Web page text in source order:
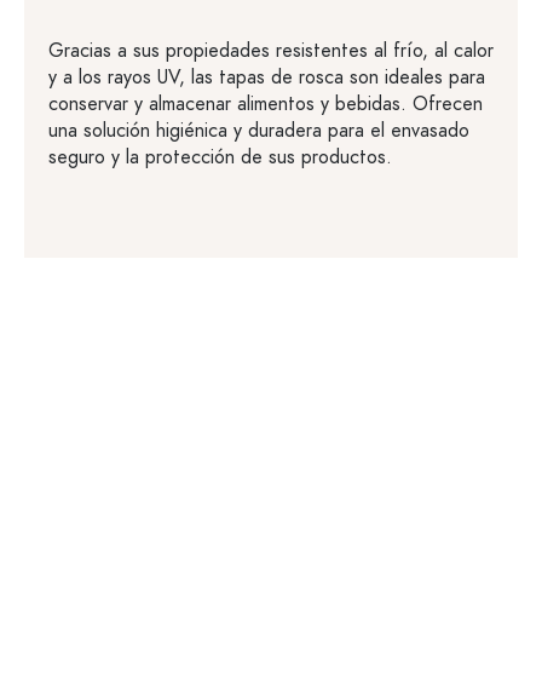
Gracias a sus propiedades resistentes al frío, al calor
y a los rayos UV, las tapas de rosca son ideales para
conservar y almacenar alimentos y bebidas. Ofrecen
una solución higiénica y duradera para el envasado
seguro y la protección de sus productos.